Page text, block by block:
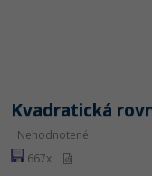
Kvadratická
Nehodnotené
667x